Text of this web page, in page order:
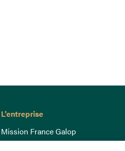
L'entreprise
Mission France Galop
Gouvernance